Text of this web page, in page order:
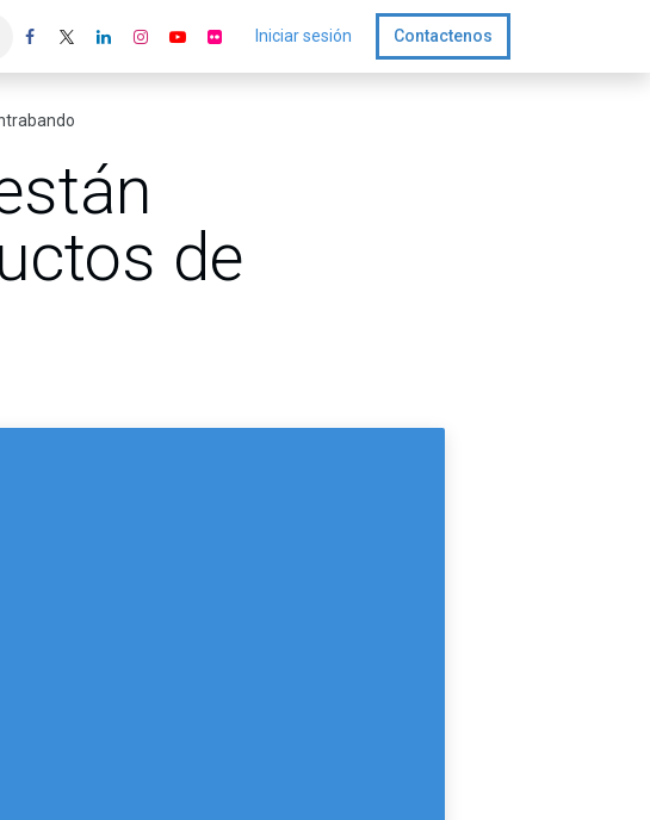
Iniciar sesión Contactenos
de